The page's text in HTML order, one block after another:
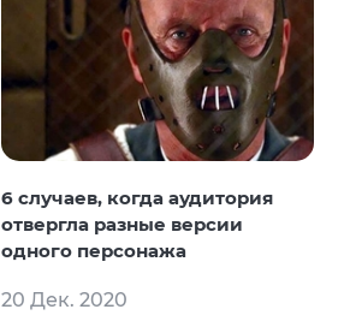
6 случаев, когда аудитория
отвергла разные версии
одного персонажа
20 Дек. 2020